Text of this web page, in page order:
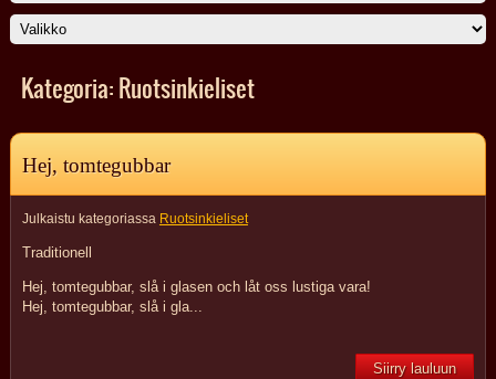
Kategoria: Ruotsinkieliset
Hej, tomtegubbar
Julkaistu kategoriassa Ruotsinkieliset
Traditionell
Hej, tomtegubbar, slå i glasen och låt oss lustiga vara!
Hej, tomtegubbar, slå i gla...
Siirry lauluun